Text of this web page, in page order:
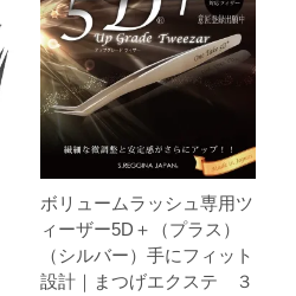
ボリュームラッシュ専用ツ
ィーザー5D＋（プラス）
（シルバー）手にフィット
設計｜まつげエクステ ３